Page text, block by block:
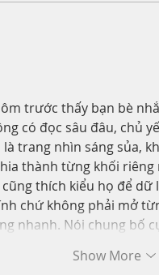
trước thấy bạn bè
có đọc sâu đâu, chủ
là trang nhìn sáng sủa,
thành từng khối
thích kiểu họ để
chứ không phải mở
nhanh. Nói chung bố
Show More